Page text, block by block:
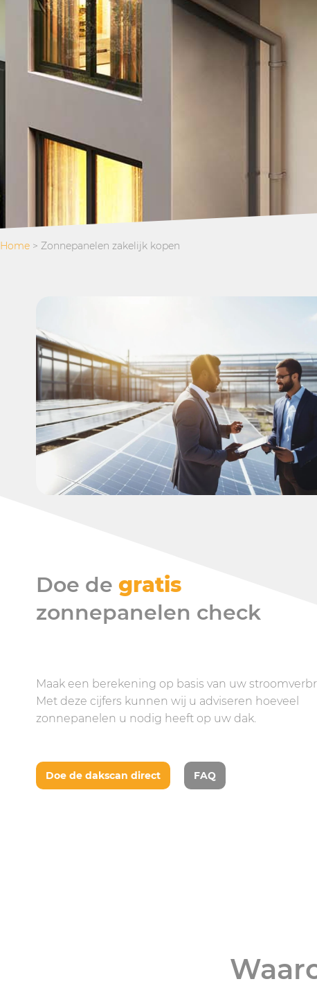
Home > Zonnepanelen zakelijk kopen
Doe de gratis
zonnepanelen check
Maak een berekening op basis van uw
Met deze cijfers kunnen wij u adviseren hoeveel
zonnepanelen u nodig heeft op uw dak.
Doe de dakscan direct FAQ